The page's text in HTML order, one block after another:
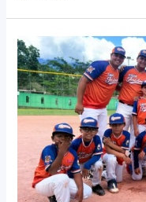
Fin
de
semana
movido
para
Asociaciones
del
país